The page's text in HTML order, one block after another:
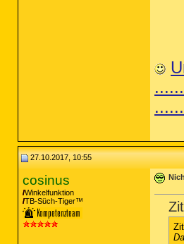
27.10.2017, 10:55
cosinus
Winkelfunktion
TB-Süch-Tiger™